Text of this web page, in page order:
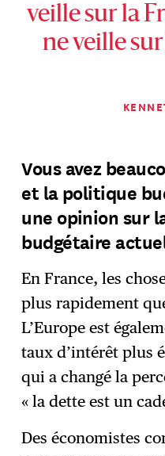
veille sur la
ne veille
Vous avez
et la politique
une opinion sur
budgétaire
En France, les
plus rapidement
L’Europe est
taux d’intérêt plus
qui a changé la
« la dette est un
Des économistes